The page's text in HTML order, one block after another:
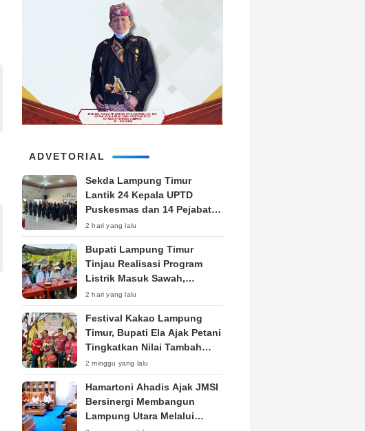
ADVETORIAL
‎Sekda Lampung Timur
Lantik 24 Kepala UPTD
Puskesmas dan 14 Pejabat
Fungsional, Dorong Inovasi
dan Pelayanan Prima
2 hari yang lalu
Bupati Lampung Timur
Tinjau Realisasi Program
Listrik Masuk Sawah,
Siapkan Subsidi KWH untuk
Petani
2 hari yang lalu
‎Festival Kakao Lampung
Timur, Bupati Ela Ajak Petani
Tingkatkan Nilai Tambah
Produk
2 minggu yang lalu
Hamartoni Ahadis Ajak JMSI
Bersinergi Membangun
Lampung Utara Melalui